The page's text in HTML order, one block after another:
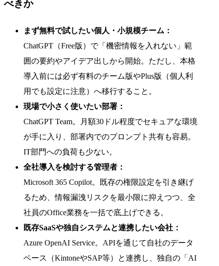
べきか
まず無料で試したい個人・小規模チーム：
ChatGPT（Free版）で「機密情報を入れない」範
囲の要約やアイデア出しから開始。ただし、本格
導入前には必ず有料のチーム版やPlus版（個人利
用でも設定に注意）へ移行すること。
現場で小さく使いたい部署：
ChatGPT Team。月額30ドル程度でセキュアな環境
が手に入り、部署内でのプロンプト共有も容易。
IT部門への負荷も少ない。
全社導入を検討する管理者：
Microsoft 365 Copilot。既存の権限設定を引き継げ
るため、情報漏洩リスクを最小限に抑えつつ、全
社員のOffice業務を一括で底上げできる。
既存SaaSや独自システムと連携したい会社：
Azure OpenAI Service。APIを通じて自社のデータ
ベース（KintoneやSAP等）と連携し、独自の「AI